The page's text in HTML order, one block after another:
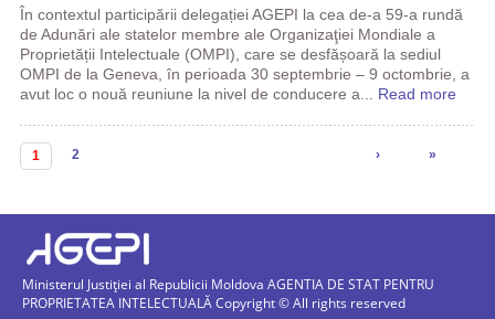
În contextul participării delegației AGEPI la cea de-a 59-a rundă
de Adunări ale statelor membre ale Organizaţiei Mondiale a
Proprietății Intelectuale (OMPI), care se desfășoară la sediul
OMPI de la Geneva, în perioada 30 septembrie – 9 octombrie, a
avut loc o nouă reuniune la nivel de conducere a... Read more
Pagini
1 2 › »
Ministerul Justiției al Republicii Moldova AGENTIA DE STAT PENTRU
PROPRIETATEA INTELECTUALĂ Copyright © All rights reserved